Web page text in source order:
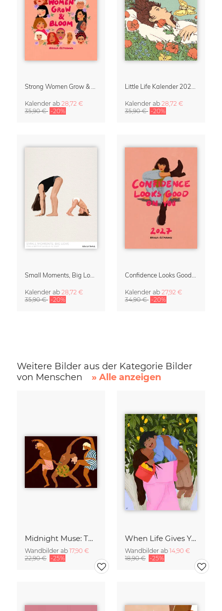
Kalender ab 28,72 €
35,90 € -20%
Kalender ab 28,72 €
35,90 € -20%
Kalender ab 28,72 €
35,90 € -20%
Kalender ab 27,92 €
34,90 € -20%
Weitere Bilder aus der Kategorie Bilder
von Menschen
» Alle anzeigen
Midnight Muse: The Dance of Sisterhood
Wandbilder ab 17,90 €
22,90 € -25%
When Life Gives You Lemons
Wandbilder ab 14,90 €
18,90 € -25%